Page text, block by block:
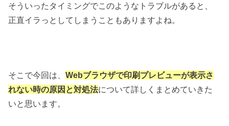
そういったタイミングでこのようなトラブルがあると、
正直イラっとしてしまうこともありますよね。
そこで今回は、Webブラウザで印刷プレビューが表示さ
れない時の原因と対処法について詳しくまとめていきた
いと思います。